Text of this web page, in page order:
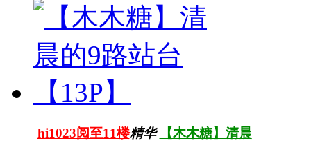
hi1023阅至11楼精华
【木木糖】清晨